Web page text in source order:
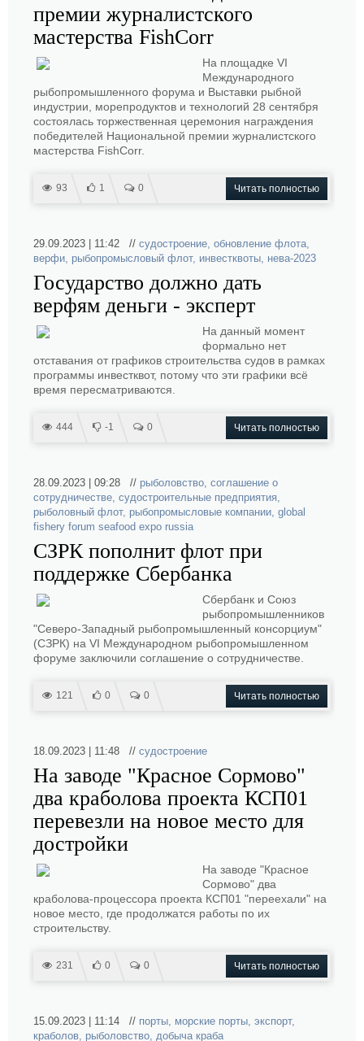
премии журналистского
мастерства FishCorr
На площадке VI
Международного
рыбопромышленного форума и Выставки рыбной
индустрии, морепродуктов и технологий 28 сентября
состоялась торжественная церемония награждения
победителей Национальной премии журналистского
мастерства FishCorr.
93 1 0 Читать полностью
29.09.2023 | 11:42 // судостроение, обновление флота,
верфи, рыбопромысловый флот, инвестквоты, нева-2023
Государство должно дать
верфям деньги - эксперт
На данный момент
формально нет
отставания от графиков строительства судов в рамках
программы инвестквот, потому что эти графики всё
время пересматриваются.
444 -1 0 Читать полностью
28.09.2023 | 09:28 // рыболовство, соглашение о
сотрудничестве, судостроительные предприятия,
рыболовный флот, рыбопромысловые компании, global
fishery forum seafood expo russia
СЗРК пополнит флот при
поддержке Сбербанка
Сбербанк и Союз
рыбопромышленников
"Северо-Западный рыбопромышленный консорциум"
(СЗРК) на VI Международном рыбопромышленном
форуме заключили соглашение о сотрудничестве.
121 0 0 Читать полностью
18.09.2023 | 11:48 // судостроение
На заводе "Красное Сормово"
два краболова проекта КСП01
перевезли на новое место для
достройки
На заводе "Красное
Сормово" два
краболова-процессора проекта КСП01 "переехали" на
новое место, где продолжатся работы по их
строительству.
231 0 0 Читать полностью
15.09.2023 | 11:14 // порты, морские порты, экспорт,
краболов, рыболовство, добыча краба